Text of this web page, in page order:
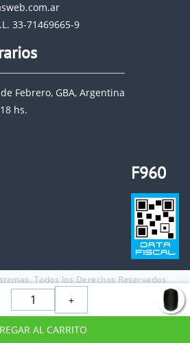
+
AL CARRITO
33-71469665-9
Febrero, GBA, Argentina
hs.
F960
Todos los Derechos Reservados